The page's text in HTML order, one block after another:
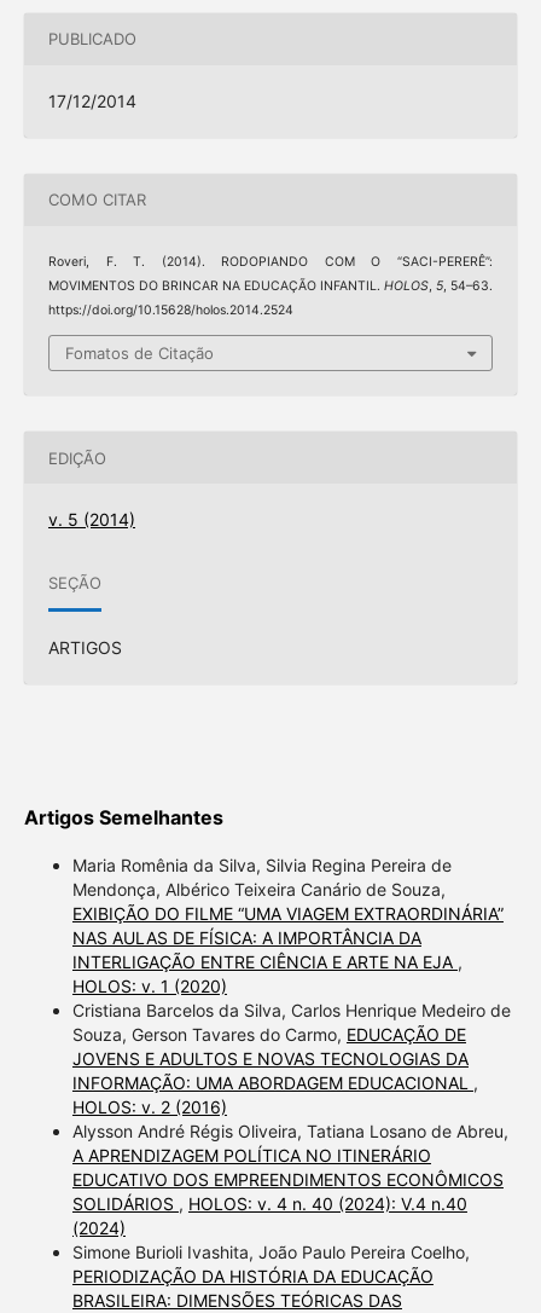
PUBLICADO
17/12/2014
COMO CITAR
Roveri, F. T. (2014). RODOPIANDO COM O “SACI-PERERÊ”:
MOVIMENTOS DO BRINCAR NA EDUCAÇÃO INFANTIL.HOLOS,5, 54–63.
https://doi.org/10.15628/holos.2014.2524
Fomatos de Citação
EDIÇÃO
v. 5 (2014)
SEÇÃO
ARTIGOS
Artigos Semelhantes
Maria Romênia da Silva, Silvia Regina Pereira de
Mendonça, Albérico Teixeira Canário de Souza,
EXIBIÇÃO DO FILME “UMA VIAGEM EXTRAORDINÁRIA”
NAS AULAS DE FÍSICA: A IMPORTÂNCIA DA
INTERLIGAÇÃO ENTRE CIÊNCIA E ARTE NA EJA ,
HOLOS: v. 1 (2020)
Cristiana Barcelos da Silva, Carlos Henrique Medeiro de
Souza, Gerson Tavares do Carmo, EDUCAÇÃO DE
JOVENS E ADULTOS E NOVAS TECNOLOGIAS DA
INFORMAÇÃO: UMA ABORDAGEM EDUCACIONAL ,
HOLOS: v. 2 (2016)
Alysson André Régis Oliveira, Tatiana Losano de Abreu,
A APRENDIZAGEM POLÍTICA NO ITINERÁRIO
EDUCATIVO DOS EMPREENDIMENTOS ECONÔMICOS
SOLIDÁRIOS , HOLOS: v. 4 n. 40 (2024): V.4 n.40
(2024)
Simone Burioli Ivashita, João Paulo Pereira Coelho,
PERIODIZAÇÃO DA HISTÓRIA DA EDUCAÇÃO
BRASILEIRA: DIMENSÕES TEÓRICAS DAS